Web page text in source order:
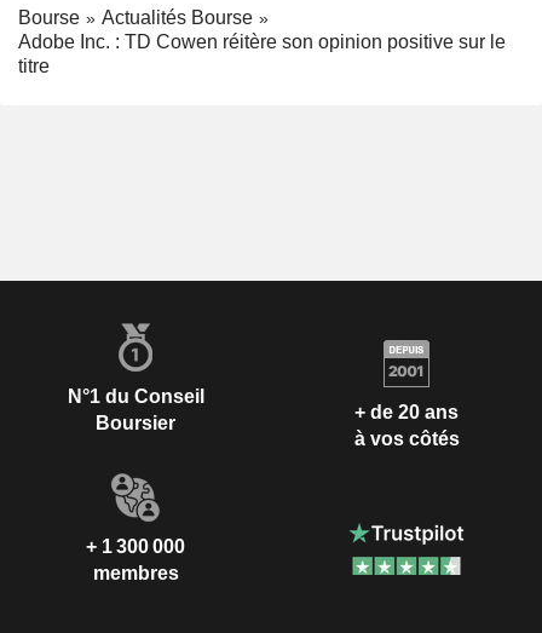
Bourse
Actualités Bourse
Adobe Inc. : TD Cowen réitère son opinion positive sur le
titre
N°1 du Conseil
Boursier
+ de 20 ans
à vos côtés
+ 1 300 000
membres